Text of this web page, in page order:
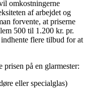
omkostningerne
af arbejdet og
forvente, at priserne
500 til 1.200 kr. pr.
flere tilbud for at
på en glarmester:
eller specialglas)